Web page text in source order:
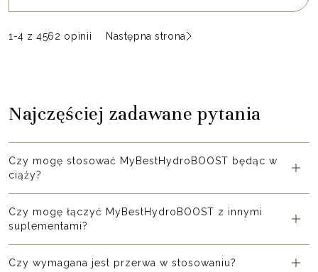
1 -4 z 4562 opinii Następna strona
Najczęściej zadawane pytania
Czy mogę stosować MyBestHydroBOOST będąc w
ciąży?
Czy mogę łączyć MyBestHydroBOOST z innymi
suplementami?
Czy wymagana jest przerwa w stosowaniu?